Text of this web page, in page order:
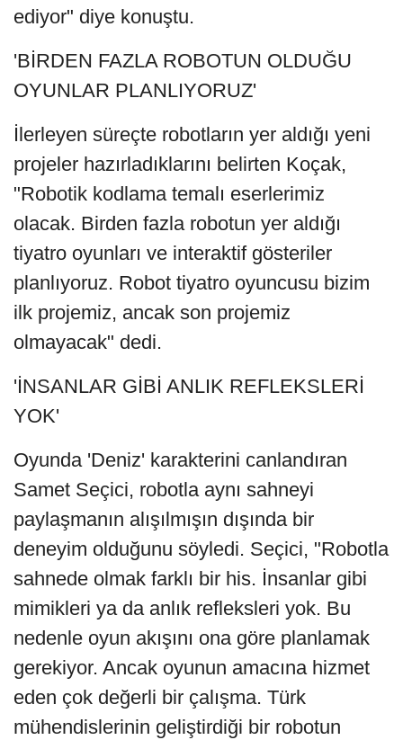
ediyor" diye konuştu.
'BİRDEN FAZLA ROBOTUN OLDUĞU
OYUNLAR PLANLIYORUZ'
İlerleyen süreçte robotların yer aldığı yeni
projeler hazırladıklarını belirten Koçak,
"Robotik kodlama temalı eserlerimiz
olacak. Birden fazla robotun yer aldığı
tiyatro oyunları ve interaktif gösteriler
planlıyoruz. Robot tiyatro oyuncusu bizim
ilk projemiz, ancak son projemiz
olmayacak" dedi.
'İNSANLAR GİBİ ANLIK REFLEKSLERİ
YOK'
Oyunda 'Deniz' karakterini canlandıran
Samet Seçici, robotla aynı sahneyi
paylaşmanın alışılmışın dışında bir
deneyim olduğunu söyledi. Seçici, "Robotla
sahnede olmak farklı bir his. İnsanlar gibi
mimikleri ya da anlık refleksleri yok. Bu
nedenle oyun akışını ona göre planlamak
gerekiyor. Ancak oyunun amacına hizmet
eden çok değerli bir çalışma. Türk
mühendislerinin geliştirdiği bir robotun